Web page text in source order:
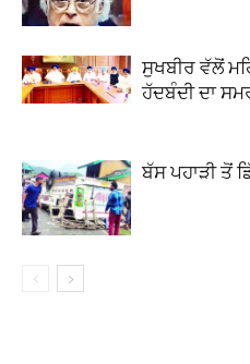
ਸੁਖਬੀਰ ਵੱਲੋਂ
ਹੱਦਬੰਦੀ ਦਾ
ਬੱਸ ਪਹਾੜੀ ਤੋਂ